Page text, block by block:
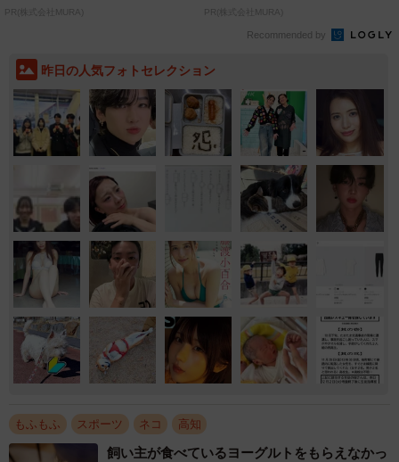
PR(株式会社MURA) PR(株式会社MURA)
Recommended by
昨日の人気フォトセレクション
もふもふ スポーツ ネコ 高知
飼い主が食べているヨーグルトをもらえなかっ